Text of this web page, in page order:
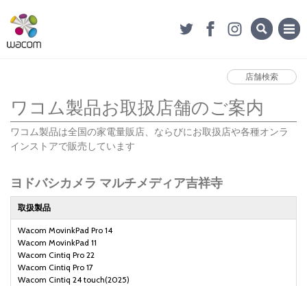
店舗検索
ワコム製品お取扱店舗のご案内
ワコム製品は全国の家電量販店、ならびにお取扱店や各種オンラ
インストアで販売しています
ヨドバシカメラ マルチメディア吉祥寺
取扱製品
Wacom MovinkPad Pro 14
Wacom MovinkPad 11
Wacom Cintiq Pro 22
Wacom Cintiq Pro 17
Wacom Cintiq 24 touch(2025)